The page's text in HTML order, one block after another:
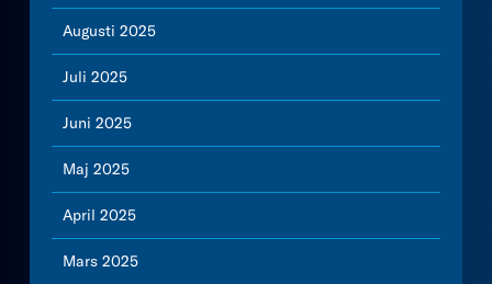
Augusti 2025
Juli 2025
Juni 2025
Maj 2025
April 2025
Mars 2025